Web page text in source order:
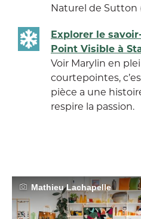
Naturel de Sutton
Explorer le
Point Visible à
Voir Marylin en
courtepointes,
pièce a une
respire la passion.
Mathieu Lachapelle